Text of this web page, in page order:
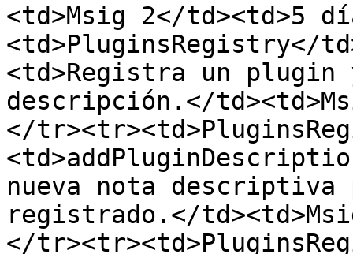
<td>Msig 2</td><td>5
<td>PluginsRegistry</
<td>Registra un
descripción.</
</
nueva nota descriptiva
registrado.</
</